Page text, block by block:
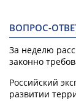
ВОПРОС-
За неделю
законно
Российский
развитии